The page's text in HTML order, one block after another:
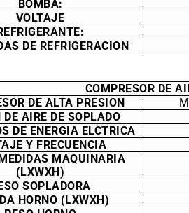
BOMBA:
VOLTAJE
DE REFRIGERACION
COMPRESOR DE
DE ALTA PRESION
DE AIRE DE SOPLADO
DE ENERGIA ELCTRICA
Y FRECUENCIA
MAQUINARIA
(LXWXH)
SOPLADORA
HORNO (LXWXH)